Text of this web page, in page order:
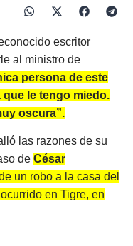
escritor
al ministro de
persona de este
le tengo miedo.
oscura”.
las razones de su
de César
un robo a la casa del
en Tigre, en